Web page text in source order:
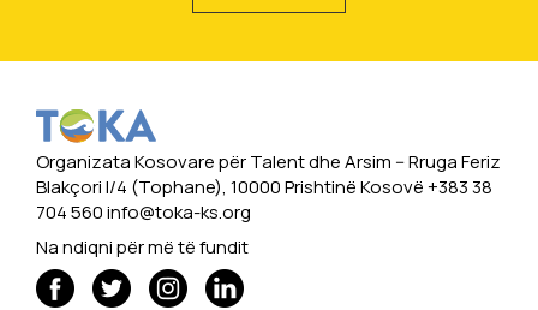
Organizata Kosovare për Talent dhe Arsim -- Rruga Feriz
Blakçori I/4 (Tophane), 10000 Prishtinë Kosovë +383 38
704 560info@toka-ks.org
Na ndiqni për më të fundit